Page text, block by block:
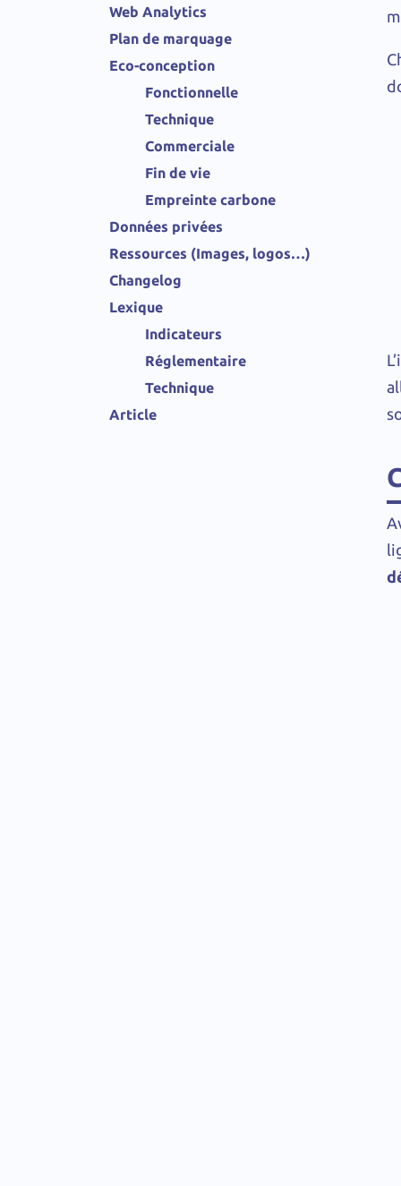
Web Analytics
Plan de marquage
Eco-conception
Fonctionnelle
Technique
Commerciale
Fin de vie
Empreinte carbone
Données privées
Ressources (Images, logos…)
Changelog
Lexique
Indicateurs
Réglementaire
Technique
Article